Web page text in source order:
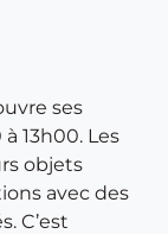
ses
13h00. Les
objets
avec des
C’est